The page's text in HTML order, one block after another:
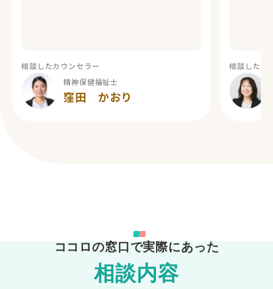
相談したカウンセラー
精神保健福祉士
窪田 かおり
相談したカ
ココロの窓口で実際にあった
相談内容